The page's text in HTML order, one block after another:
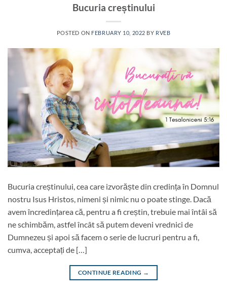
Bucuria creștinului
POSTED ON FEBRUARY 10, 2022 BY RVEB
Bucuria creștinului, cea care izvorăște din credința în Domnul
nostru Isus Hristos, nimeni și nimic nu o poate stinge. Dacă
avem încredințarea că, pentru a fi creștin, trebuie mai întâi să
ne schimbăm, astfel încât să putem deveni vrednici de
Dumnezeu și apoi să facem o serie de lucruri pentru a fi,
cumva, acceptați de […]
CONTINUE READING →